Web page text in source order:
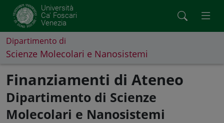
Università
Ca' Foscari
Venezia
Dipartimento di
Scienze Molecolari e Nanosistemi
Finanziamenti di Ateneo
Dipartimento di Scienze
Molecolari e Nanosistemi